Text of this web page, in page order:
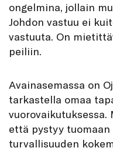
ongelmina, jollain
Johdon vastuu ei
vastuuta. On
peiliin.
Avainasemassa on
tarkastella omaa
että pystyy
turvallisuuden